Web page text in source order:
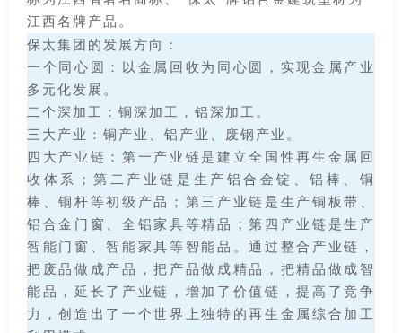
江西名牌产品。
保太集团的发展方向：
一个同心圆：以金属回收为同心圆，实现金属产业
多元化发展。
二个深加工：铜深加工，铝深加工。
三大产业：铜产业、铝产业、废钢产业。
四大产业链：第一产业链是建立全国性再生金属回
收体系；第二产业链是生产铝合金锭、铝棒、铜
棒、铜杆等初级产品；第三产业链是生产铜板带、
铝合金门窗、全铝家具等精品；第四产业链是生产
智能门窗、智能家具等智能品。通过整合产业链，
把废品做成产品，把产品做成精品，把精品做成智
能品，延长了产业链，增加了价值链，提高了竞争
力，创造出了一个世界上独特的再生金属综合加工